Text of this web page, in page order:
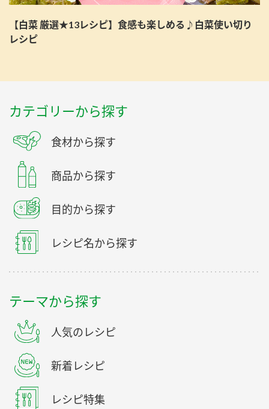
【白菜 厳選★13レシピ】食感も楽しめる♪白菜使い切り
レシピ
カテゴリーから探す
食材から探す
商品から探す
目的から探す
レシピ名から探す
テーマから探す
人気のレシピ
新着レシピ
レシピ特集